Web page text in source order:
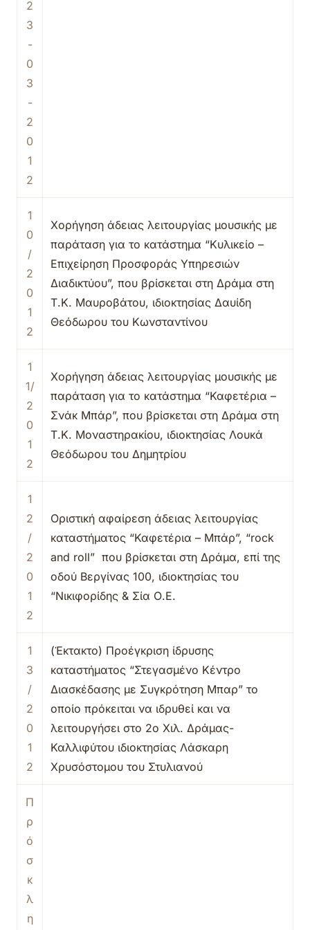
2
3
-
0
3
-
2
0
1
2
1
0
/
2
0
1
2
Χορήγηση άδειας λειτουργίας μουσικής με
παράταση για το κατάστημα “Κυλικείο –
Επιχείρηση Προσφοράς Υπηρεσιών
Διαδικτύου”, που βρίσκεται στη Δράμα στη
Τ.Κ. Μαυροβάτου, ιδιοκτησίας Δαυίδη
Θεόδωρου του Κωνσταντίνου
1
1/
2
0
1
2
Χορήγηση άδειας λειτουργίας μουσικής με
παράταση για το κατάστημα “Καφετέρια –
Σνάκ Μπάρ”, που βρίσκεται στη Δράμα στη
Τ.Κ. Μοναστηρακίου, ιδιοκτησίας Λουκά
Θεόδωρου του Δημητρίου
1
2
/
2
0
1
2
Οριστική αφαίρεση άδειας λειτουργίας
καταστήματος “Καφετέρια – Μπάρ”, “rock
and roll” που βρίσκεται στη Δράμα, επί της
οδού Βεργίνας 100, ιδιοκτησίας του
“Νικιφορίδης & Σία Ο.Ε.
1
3
/
2
0
1
2
(Έκτακτο) Προέγκριση ίδρυσης
καταστήματος “Στεγασμένο Κέντρο
Διασκέδασης με Συγκρότηση Μπαρ” το
οποίο πρόκειται να ιδρυθεί και να
λειτουργήσει στο 2ο Χιλ. Δράμας-
Καλλιφύτου ιδιοκτησίας Λάσκαρη
Χρυσόστομου του Στυλιανού
Π
ρ
ό
σ
κ
λ
η